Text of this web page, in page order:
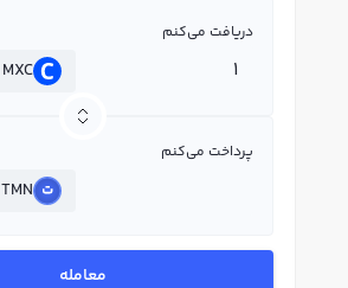
دریافت می‌کنم
MXC
پرداخت می‌کنم
TMN
معامله